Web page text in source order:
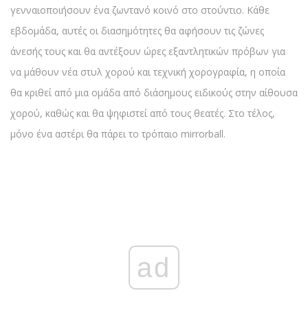
γενναιοποιήσουν ένα ζωντανό κοινό στο στούντιο. Κάθε
εβδομάδα, αυτές οι διασημότητες θα αφήσουν τις ζώνες
άνεσής τους και θα αντέξουν ώρες εξαντλητικών πρόβων για
να μάθουν νέα στυλ χορού και τεχνική χορογραφία, η οποία
θα κριθεί από μια ομάδα από διάσημους ειδικούς στην αίθουσα
χορού, καθώς και θα ψηφιστεί από τους θεατές. Στο τέλος,
μόνο ένα αστέρι θα πάρει το τρόπαιο mirrorball.
ad